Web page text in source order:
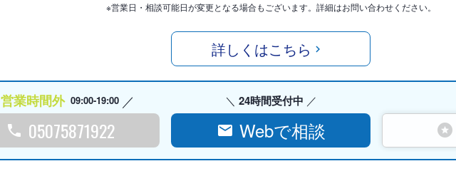
※営業日・相談可能日が変更となる場合もございます。詳細はお問い合わせください。
詳しくはこちら
営業時間外 09:00-19:00
05075871922
24時間受付中
Webで相談